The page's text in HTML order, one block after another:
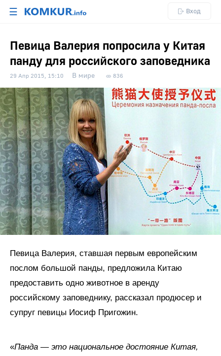
☰ Вход
Певица Валерия попросила у Китая
панду для российского заповедника
29 Апр 2015, 15:10 В мире 836
Певица Валерия, ставшая первым европейским
послом большой панды, предложила Китаю
предоставить одно животное в аренду
российскому заповеднику, рассказал продюсер и
супруг певицы Иосиф Пригожин.
«Панда — это национальное достояние Китая,